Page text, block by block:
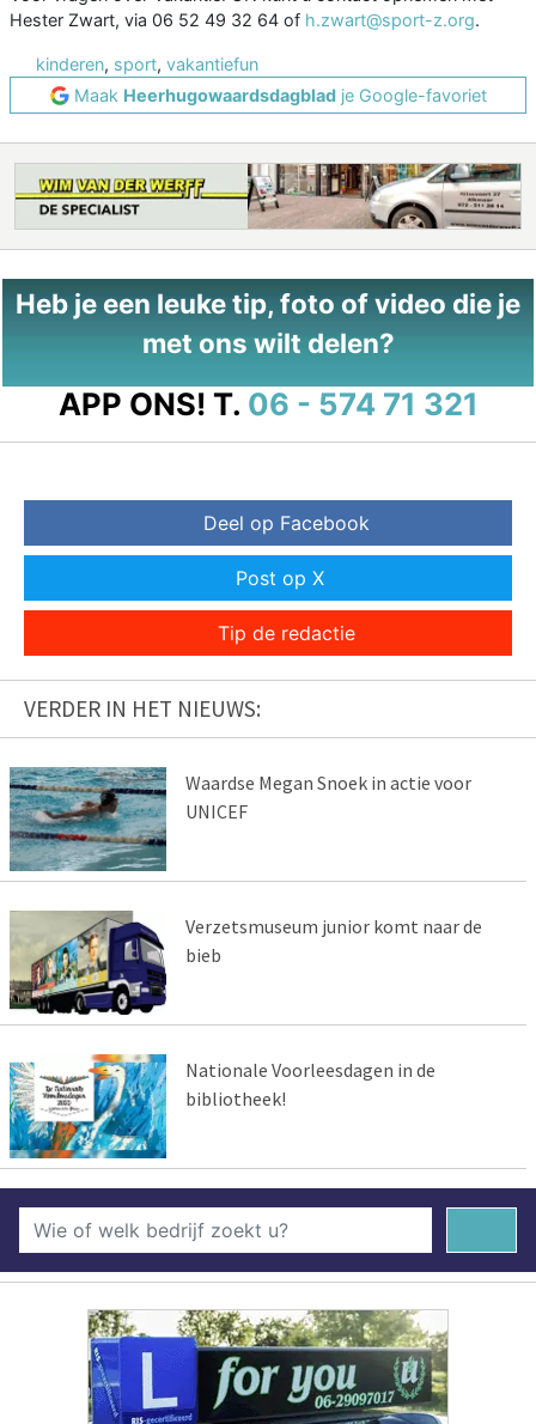
Hester Zwart, via 06 52 49 32 64 of h.zwart@sport-z.org.
kinderen, sport, vakantiefun
Maak Heerhugowaardsdagbladje Google-favoriet
Heb je een leuke tip, foto of video die je
met ons wilt delen?
APP ONS! T. 06 - 574 71 321
Deel op Facebook
Post op X
Tip de redactie
VERDER IN HET NIEUWS:
Waardse Megan Snoek in actie voor
UNICEF
Verzetsmuseum junior komt naar de
bieb
Nationale Voorleesdagen in de
bibliotheek!